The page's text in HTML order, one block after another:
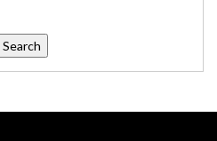
Search